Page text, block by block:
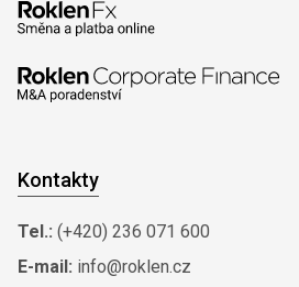
Kontakty
Tel.: (+420) 236 071 600
E-mail: info@roklen.cz